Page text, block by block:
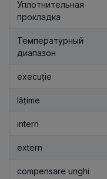
Уплотнительная
прокладка
Температурный
диапазон
execuție
lățime
intern
extern
compensare unghi